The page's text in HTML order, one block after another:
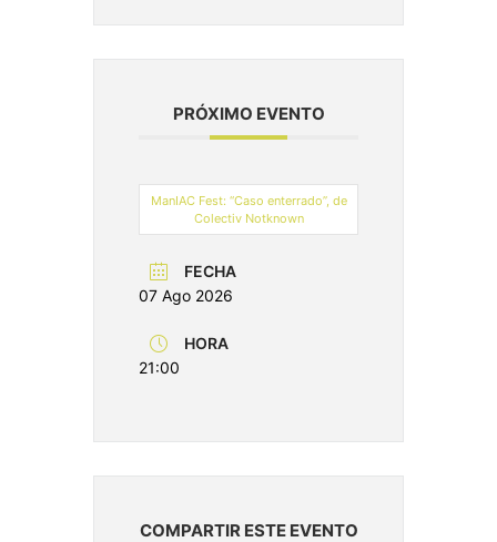
PRÓXIMO EVENTO
ManIAC Fest: “Caso enterrado”, de
Colectiv Notknown
FECHA
07 Ago 2026
HORA
21:00
COMPARTIR ESTE EVENTO